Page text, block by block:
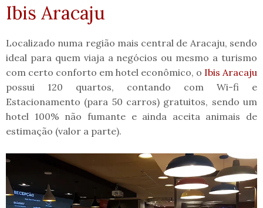
Ibis Aracaju
Localizado numa região mais central de Aracaju, sendo
ideal para quem viaja a negócios ou mesmo a turismo
com certo conforto em hotel econômico, o Ibis Aracaju
possui 120 quartos, contando com Wi-fi e
Estacionamento (para 50 carros) gratuitos, sendo um
hotel 100% não fumante e ainda aceita animais de
estimação (valor a parte).